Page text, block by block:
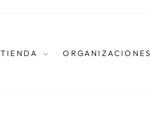
TIENDA ORGANIZACIONES